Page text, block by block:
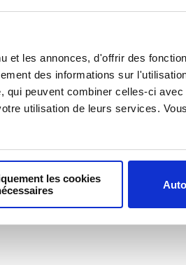
et les annonces, d'offrir des
des informations sur
peuvent combiner celles-ci
utilisation de leurs services.
les cookies